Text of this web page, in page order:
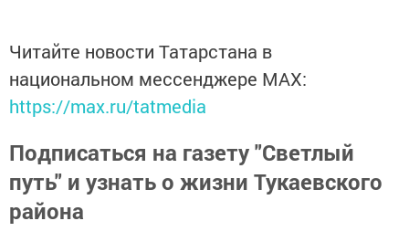
Читайте новости Татарстана в
национальном мессенджере MАХ:
https://max.ru/tatmedia
Подписаться на газету "Светлый
путь" и узнать о жизни Тукаевского
района